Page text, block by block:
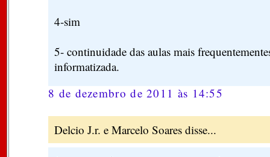
4-sim
5- continuidade das aulas mais
informatizada.
8 de dezembro de 2011 às 14:55
Delcio J.r. e Marcelo Soares disse...